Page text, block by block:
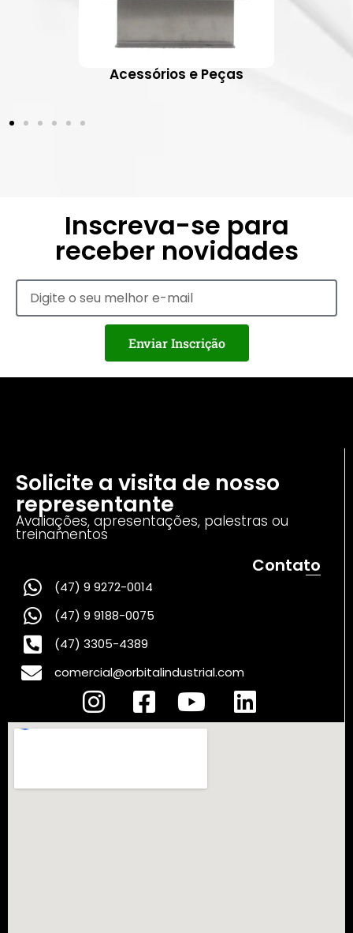
Acessórios e Peças
Inscreva-se para
receber novidades
Enviar Inscrição
Solicite a visita de nosso
representante
Avaliações, apresentações, palestras ou
treinamentos
Contato
(47) 9 9272-0014
(47) 9 9188-0075
(47) 3305-4389
comercial@orbitalindustrial.com